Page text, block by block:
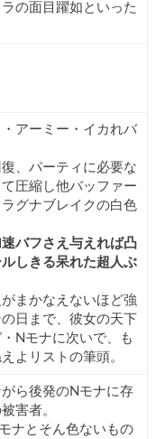
の面目躍如といった
アーミー・イカれバ
、パーティに必要な
圧縮し他バッファー
グナブレイクの白色
速バフさえ与えれば凸
しきる呆れた超人ぶ
まかなえないほど強
日まで、彼女の天下
Nモナに次いで、も
よリストの筆頭。
ら後発のNモナに存
害者。
ナとそん色ないもの